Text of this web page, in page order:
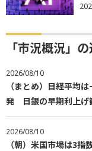
「市況概況」
2026/08/10
（まとめ）日経平均
発 日銀の早期利上げ
2026/08/10
（朝）米国市場は3